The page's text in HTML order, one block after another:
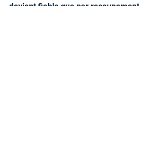
devient fiable que par recoupement,